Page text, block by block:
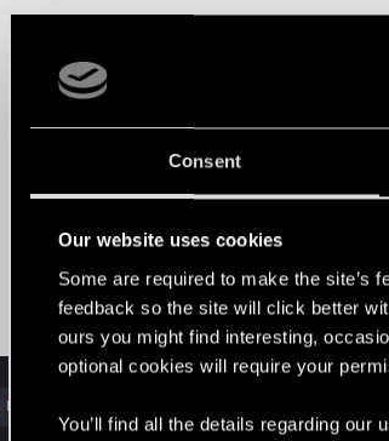
Consent
Our website uses cookies
Some are required to make the site’s
feedback so the site will click better
ours you might find interesting,
optional cookies will require your
You’ll find all the details regarding our
REMB1TTERED